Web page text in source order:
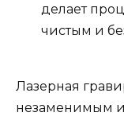
делает
чистым и
Лазерная
незаменимым